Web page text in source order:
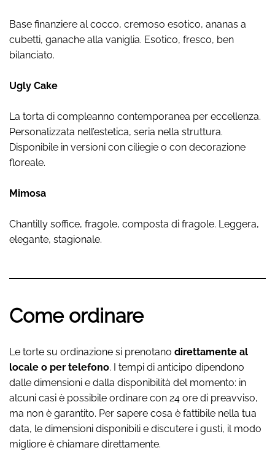
Base finanziere al cocco, cremoso esotico, ananas a
cubetti, ganache alla vaniglia. Esotico, fresco, ben
bilanciato.
Ugly Cake
La torta di compleanno contemporanea per eccellenza.
Personalizzata nell’estetica, seria nella struttura.
Disponibile in versioni con ciliegie o con decorazione
floreale.
Mimosa
Chantilly soffice, fragole, composta di fragole. Leggera,
elegante, stagionale.
Come ordinare
Le torte su ordinazione si prenotano direttamente al
locale o per telefono. I tempi di anticipo dipendono
dalle dimensioni e dalla disponibilità del momento: in
alcuni casi è possibile ordinare con 24 ore di preavviso,
ma non è garantito. Per sapere cosa è fattibile nella tua
data, le dimensioni disponibili e discutere i gusti, il modo
migliore è chiamare direttamente.